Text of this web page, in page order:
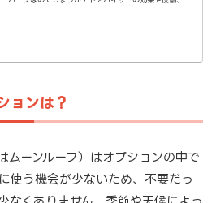
ョンは？
ムーンルーフ）はオプションの中で
使う機会が少ないため、不要だっ